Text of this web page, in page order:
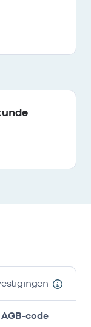
AGB-code